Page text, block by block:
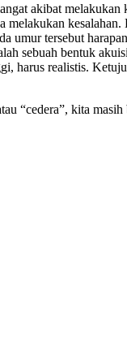
akibat melakukan
melakukan
tersebut
sebuah bentuk
harus realistis.
“cedera”, kita